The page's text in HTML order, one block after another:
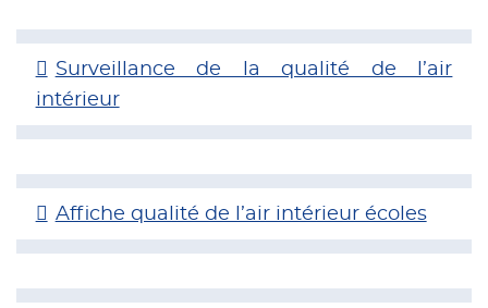
Surveillance de la qualité de l’air
intérieur
Affiche qualité de l’air intérieur écoles